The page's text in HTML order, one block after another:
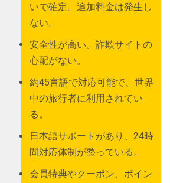
いで確定。追加料金は発生し
ない。
安全性が高い。詐欺サイトの
心配がない。
約45言語で対応可能で、世界
中の旅行者に利用されてい
る。
日本語サポートがあり、24時
間対応体制が整っている。
会員特典やクーポン、ポイン